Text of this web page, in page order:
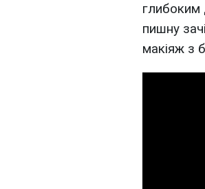
глибоким
пишну
макіяж з